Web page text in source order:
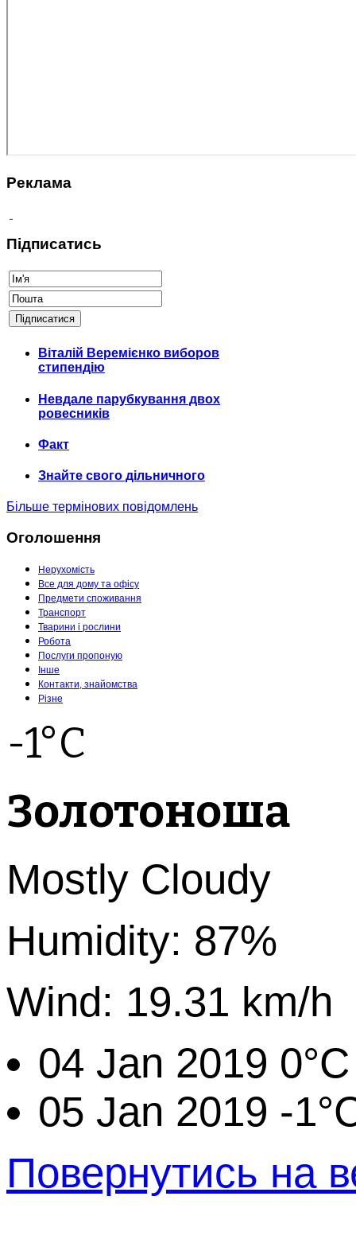
Реклама
Підписатись
Віталій Веремієнко виборов
стипендію
Невдале парубкування двох
ровесників
Факт
Знайте свого дільничного
Більше термінових повідомлень
Оголошення
Нерухомість
Все для дому та офісу
Предмети споживання
Транспорт
Тварини і рослини
Робота
Послуги пропоную
Інше
Контакти, знайомства
Різне
-1°C
Золотоноша
Mostly Cloudy
Humidity: 87%
Wind: 19.31 km/h
04 Jan 2019 0°C
05 Jan 2019 -
Повернутись на